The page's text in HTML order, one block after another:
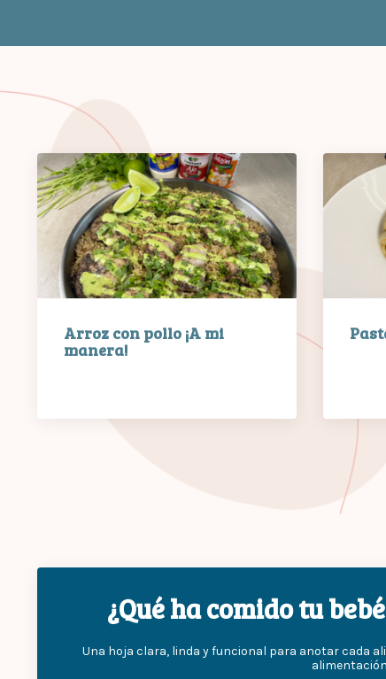
Arroz con pollo ¡A mi
manera!
¿Qué ha comido tu
Una hoja clara, linda y funcional para anotar cada